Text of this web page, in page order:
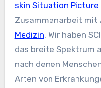
skin Situation Picture
Zusammenarbeit mit
Medizin. Wir haben
das breite Spektrum
nach denen
Arten von